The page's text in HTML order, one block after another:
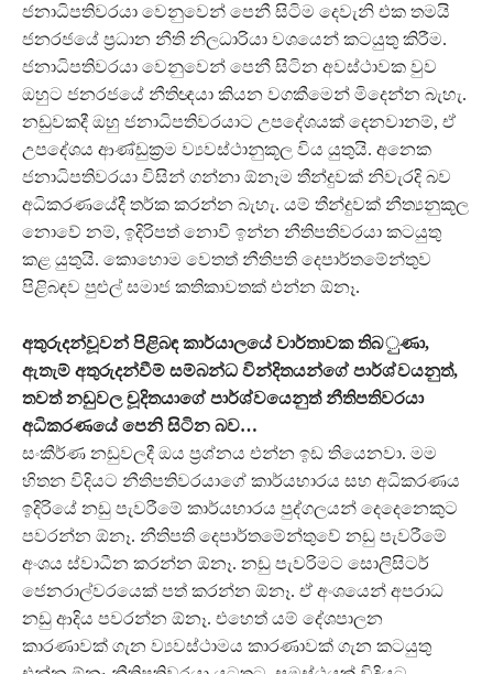
ජනාධිපතිවරයා වෙනුවෙන් පෙනී සිටිම‍ දෙවැනි එක තමයි
ජනරජයේ ප්‍රධාන නීති නිලධාරියා වශයෙන් කටයුතු කිරීම.
ජනාධිපතිවරයා වෙනුවෙන් පෙනී සිටින අවස්ථාවක වුව
ඔහුට ජනරජයේ නීතිඥයා කියන වගකීමෙන් මිදෙන්න බැහැ.
නඩුවකදී ඔහු ජනාධිපතිවරයාට උපදේශයක් දෙනවානම්, ඒ
උපදේශය ආණ්ඩුක්‍රම ව්‍යවස්ථානුකූල විය යුතුයි. අනෙක
ජනාධිපතිවරයා විසින් ගන්නා ඕනෑම තීන්දුවක් නිවැරදි බව
අධිකරණයේදී තර්ක කරන්න බැහැ. යම් තීන්දුවක් නීත්‍යනුකූල
නොවේ නම්, ඉදිරිපත් නොවී ඉන්න නීතිපතිවරයා කටයුතු
කළ යුතුයි. කොහොම වෙතත් නීතිපති දෙපාර්තමේන්තුව
පිළිබඳව පුළුල් සමාජ කතිකාවතක් එන්න ඕනෑ.
අතුරුදන්වූවන් පිළිබඳ කාර්යාලයේ වාර්තාවක තිබ ුණා,
ඇතැම් අතුරුදන්වීම් සම්බන්ධ වින්දිතයන්ගේ පාර්ශ් වයනුත්,
තවත් නඩුවල චූදිතයාගේ පාර්ශ්වයෙනුත් නීතිපතිවරයා
අධිකරණයේ පෙනි සිටින බව…
සංකීර්ණ නඩුවලදී ඔය ප්‍රශ්නය එන්න ඉඩ තියෙනවා. මම
හිතන විදියට නීතිපතිවරයාගේ කාර්යභාරය සහ අධිකරණය
ඉදිරියේ නඩු පැවරීමේ කාර්යභාරය පුද්ගලයන් දෙදෙනෙකුට
පවරන්න ඕනෑ. නීතිපති දෙපාර්තමේන්තුවේ නඩු පැවරීමේ
අංශය ස්වාධීන කරන්න ඕනෑ. නඩු පැවරිමට සොලිසිටර්
ජෙනරාල්වරයෙක් පත් කරන්න ඕනෑ. ඒ අංශයෙන් අපරාධ
නඩු ආදිය පවරන්න ඕනෑ. එහෙත් යම් දේශපාලන
කාරණාවක් ගැන ව්‍යවස්ථාමය කාරණාවක් ගැන කටයුතු